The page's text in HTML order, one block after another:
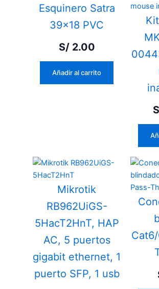
Esquinero Satra
39×18 PVC
S/2.00
Añadir al carrito
Mikrotik
RB962UiGS-
5HacT2HnT, HAP
AC, 5 puertos
gigabit ethernet, 1
puerto SFP, 1 usb